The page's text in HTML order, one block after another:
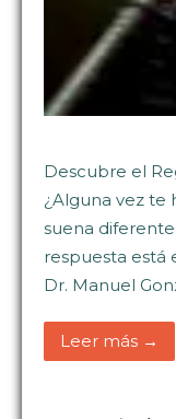
Descubre el
¿Alguna vez te
suena
respuesta está
Dr. Manuel
Leer más →